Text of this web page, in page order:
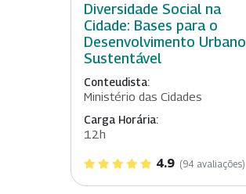
Diversidade Social na
Cidade: Bases para o
Desenvolvimento Urbano
Sustentável
Conteudista:
Ministério das Cidades
Carga Horária:
12h
4.9 (94 avaliações)